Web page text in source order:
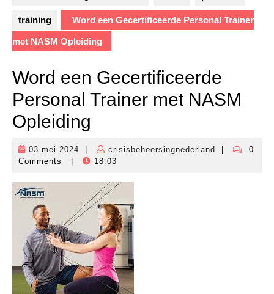
training Word een Gecertificeerde Personal Trainer
met NASM Opleiding
Word een Gecertificeerde
Personal Trainer met NASM
Opleiding
03 mei 2024
03
mei
crisisbeheersingnederland
0
Comments
18:03